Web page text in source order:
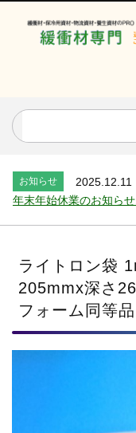
オンラインショップを開
お知らせ
2026.7.24
お知らせ
2025.12.11
年末年始休業のお知らせ
お知らせ
2024.2.27
全国へ確実・迅速に納品
お知らせ
2024.2.27
オンラインショップを
お知らせ
2026.7.24
2026年 夏季休業のお
夏季休業のお知らせ...
ライトロン袋
205mmx深さ
フォーム同等品